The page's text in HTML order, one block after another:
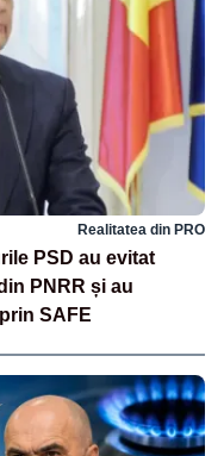
Realitatea din PRO
PSD au evitat
PNRR și au
SAFE